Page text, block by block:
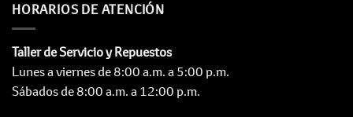
HORARIOS DE ATENCIÓN
Taller de Servicio y Repuestos
Lunes a viernes de 8:00 a.m. a 5:00 p.m.
Sábados de 8:00 a.m. a 12:00 p.m.